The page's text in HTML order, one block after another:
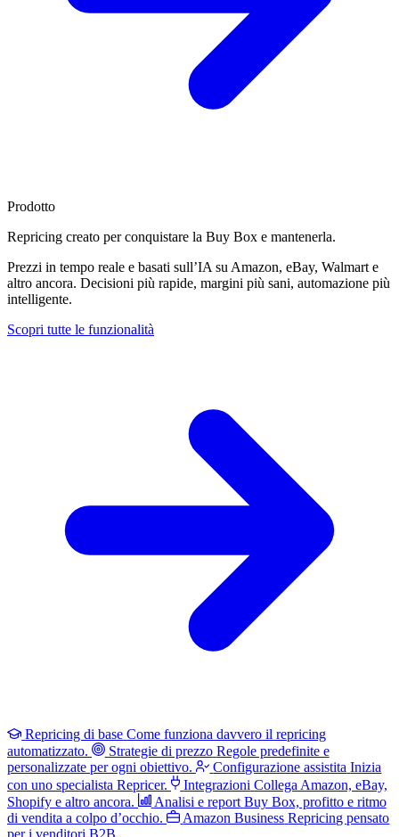
Prodotto
Repricing creato perconquistare la Buy Box e mantenerla.
Prezzi in tempo reale e basati sull’IA su Amazon, eBay, Walmart e
altro ancora. Decisioni più rapide, margini più sani, automazione più
intelligente.
Scopri tutte le funzionalità
Repricing di base Come funziona davvero il repricing
automatizzato.
Strategie di prezzo Regole predefinite e
personalizzate per ogni obiettivo.
Configurazione assistita Inizia
con uno specialista Repricer.
Integrazioni Collega Amazon, eBay,
Shopify e altro ancora.
Analisi e report Buy Box, profitto e ritmo
di vendita a colpo d’occhio.
Amazon Business Repricing pensato
per i venditori B2B.